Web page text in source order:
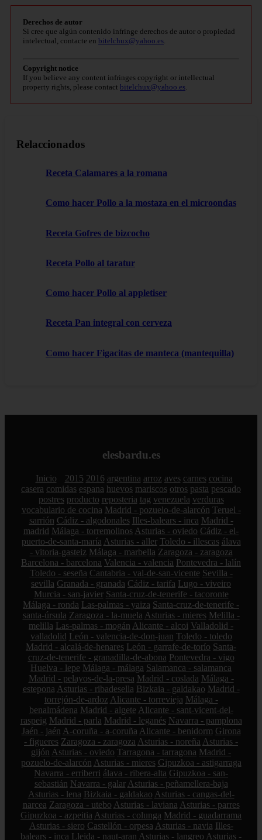
Derechos de autor
Si cree que algún contenido infringe derechos de autor o propiedad
intelectual, contacte en bitelchux@yahoo.es
Copyright notice
If you believe any content infringes copyright or intellectual
property rights, please contact bitelchux@yahoo.es
Relaccionados
Receta Calamares a la romana
Como hacer Pollo a la mostaza en el microondas
Receta Gofres de bizcocho
Receta Pollo al taratur
Como hacer Pollo al appletiser
Receta Pan integral con cerveza
Como hacer Figacitas de manteca (mantequilla)
elesbardu.es
Inicio 2015 2016 argentina arroz aves carnes cocina
casera comidas espana huevos mariscos otros pasta pescado
postres producto reposteria tag venezuela verduras
vocabulario de cocina Madrid - pozuelo-de-alarcón Teruel -
sarrión Cádiz - algodonales Illes-balears - inca Madrid -
madrid Málaga - torremolinos Asturias - oviedo Cádiz - el-
puerto-de-santa-maría Asturias - aller Toledo - illescas álava
- vitoria-gasteiz Málaga - marbella Zaragoza - zaragoza
Barcelona - barcelona Valencia - valencia Pontevedra - lalín
Toledo - seseña Cantabria - val-de-san-vicente Sevilla -
sevilla Granada - granada Cádiz - tarifa Lugo - viveiro
Murcia - san-javier Santa-cruz-de-tenerife - tacoronte
Málaga - ronda Las-palmas - yaiza Santa-cruz-de-tenerife -
santa-úrsula Zaragoza - la-muela Asturias - mieres Melilla -
melilla Las-palmas - mogán Alicante - alcoi Valladolid -
valladolid
León - valencia-de-don-juan Toledo - toledo
Madrid - alcalá-de-henares León - garrafe-de-torío Santa-
cruz-de-tenerife - granadilla-de-abona Pontevedra - vigo
Huelva - lepe Málaga - málaga Salamanca - salamanca
Madrid - pelayos-de-la-presa Madrid - coslada Málaga -
estepona Asturias - ribadesella Bizkaia - galdakao Madrid -
torrejón-de-ardoz Alicante - torrevieja Málaga -
benalmádena Madrid - algete Alicante - sant-vicent-del-
raspeig Madrid - parla Madrid - leganés Navarra - pamplona
Jaén - jaén A-coruña - a-coruña Alicante - benidorm Girona
- figueres Zaragoza - zaragoza Asturias - noreña Asturias -
gijón Asturias - oviedo Tarragona - tarragona Madrid -
pozuelo-de-alarcón Asturias - mieres Gipuzkoa - astigarraga
Navarra - erriberri álava - ribera-alta Gipuzkoa - san-
sebastián Navarra - galar Asturias - peñamellera-baja
Asturias - lena Bizkaia - galdakao Asturias - cangas-del-
narcea Zaragoza - utebo Asturias - laviana Asturias - parres
Gipuzkoa - azpeitia Asturias - colunga Madrid - guadarrama
Asturias - siero Castellón - orpesa Asturias - navia
Illes-
balears - inca Lleida - naut-aran Asturias - langreo Asturias -